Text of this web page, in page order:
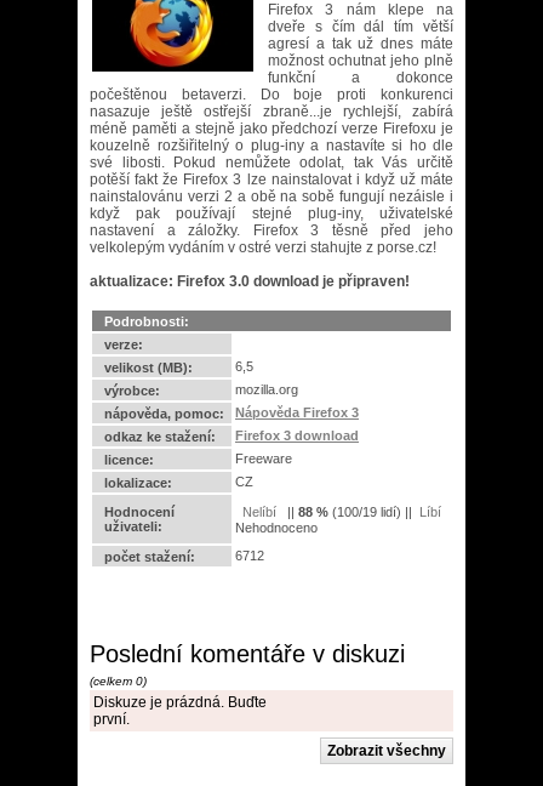
Firefox 3 nám klepe na
dveře s čím dál tím větší
agresí a tak už dnes máte
možnost ochutnat jeho plně
funkční a dokonce
počeštěnou betaverzi. Do boje proti konkurenci
nasazuje ještě ostřejší zbraně...je rychlejší, zabírá
méně paměti a stejně jako předchozí verze Firefoxu je
kouzelně rozšiřitelný o plug-iny a nastavíte si ho dle
své libosti. Pokud nemůžete odolat, tak Vás určitě
potěší fakt že Firefox 3 lze nainstalovat i když už máte
nainstalovánu verzi 2 a obě na sobě fungují nezáisle i
když pak používají stejné plug-iny, uživatelské
nastavení a záložky. Firefox 3 těsně před jeho
velkolepým vydáním v ostré verzi stahujte z porse.cz!
aktualizace: Firefox 3.0 download je připraven!
Podrobnosti:
verze:
velikost (MB):
6,5
výrobce:
mozilla.org
nápověda, pomoc:
Nápověda Firefox 3
odkaz ke stažení:
Firefox 3 download
licence:
Freeware
lokalizace:
CZ
Hodnocení
uživateli:
|| 88 % (100/19 lidí) ||
Nehodnoceno
počet stažení:
6712
Poslední komentáře v diskuzi
(celkem 0)
Diskuze je prázdná. Buďte
první.